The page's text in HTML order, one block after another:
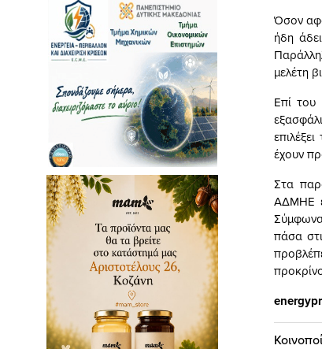
Όσον
ήδη
μελέτη
Επί του
έχουν
Στα
ΑΔΜΗΕ
Σύμφωνα
πάσα